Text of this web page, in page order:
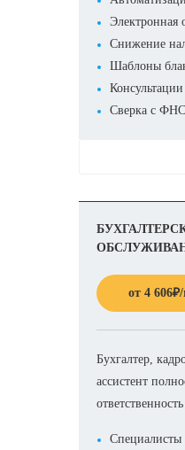
Электронная
Снижение
Шаблоны
Консультации
Сверка с ФНС
от 4 606₽/
Бухгалтер,
ассистент
Специалисты